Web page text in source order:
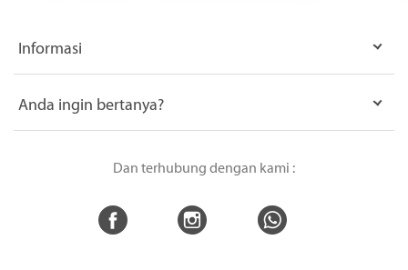
Informasi
Anda ingin bertanya?
Dan terhubung dengan kami :